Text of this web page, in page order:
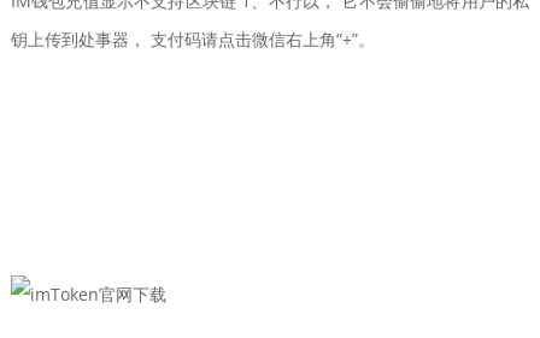
钥上传到处事器， 支付码请点击微信右上角“+”。